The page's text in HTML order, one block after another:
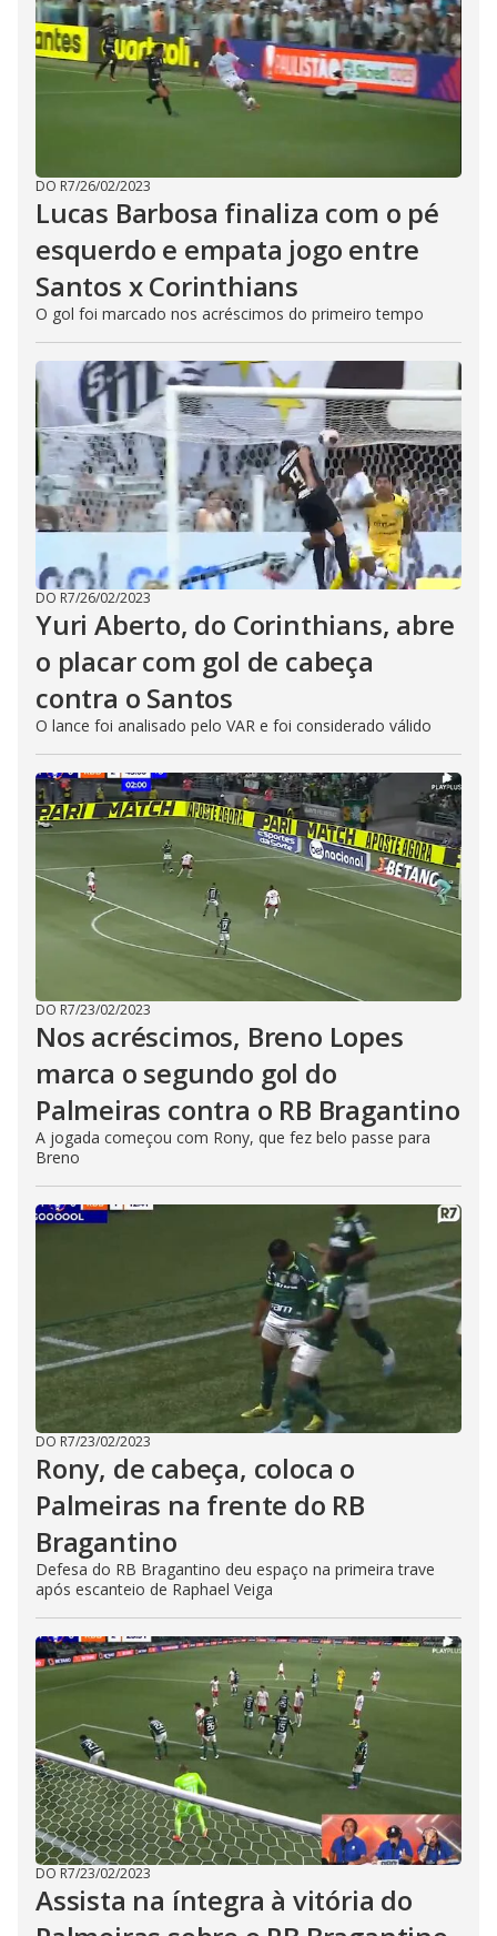
DO R7/26/02/2023
Lucas Barbosa finaliza com o pé
esquerdo e empata jogo entre
Santos x Corinthians
O gol foi marcado nos acréscimos do primeiro tempo
DO R7/26/02/2023
Yuri Aberto, do Corinthians, abre
o placar com gol de cabeça
contra o Santos
O lance foi analisado pelo VAR e foi considerado válido
DO R7/23/02/2023
Nos acréscimos, Breno Lopes
marca o segundo gol do
Palmeiras contra o RB Bragantino
A jogada começou com Rony, que fez belo passe para
Breno
DO R7/23/02/2023
Rony, de cabeça, coloca o
Palmeiras na frente do RB
Bragantino
Defesa do RB Bragantino deu espaço na primeira trave
após escanteio de Raphael Veiga
DO R7/23/02/2023
Assista na íntegra à vitória do